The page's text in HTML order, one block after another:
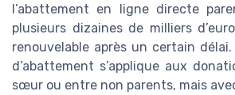
l’abattement en ligne directe
plusieurs dizaines de milliers
renouvelable après un certain
d’abattement s’applique aux
sœur ou entre non parents, mais